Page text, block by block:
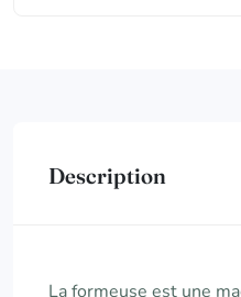
Description
La formeuse est une